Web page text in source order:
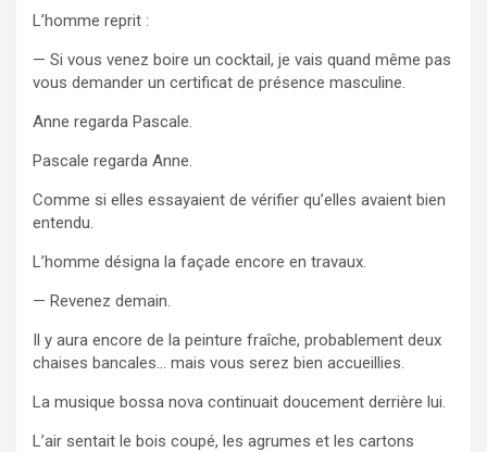
L’homme reprit :
— Si vous venez boire un cocktail, je vais quand même pas
vous demander un certificat de présence masculine.
Anne regarda Pascale.
Pascale regarda Anne.
Comme si elles essayaient de vérifier qu’elles avaient bien
entendu.
L’homme désigna la façade encore en travaux.
— Revenez demain.
Il y aura encore de la peinture fraîche, probablement deux
chaises bancales… mais vous serez bien accueillies.
La musique bossa nova continuait doucement derrière lui.
L’air sentait le bois coupé, les agrumes et les cartons